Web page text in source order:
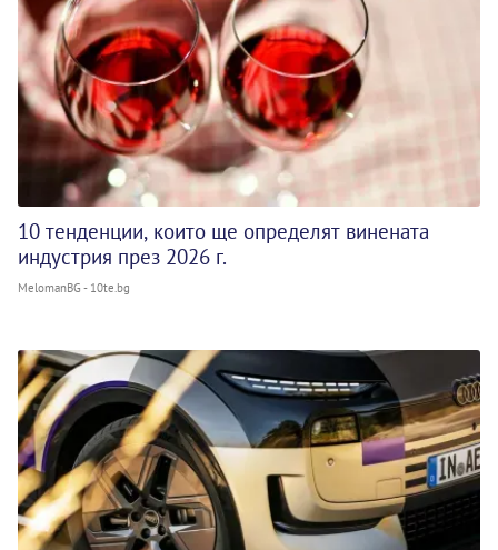
10 тенденции, които ще определят винената
индустрия през 2026 г.
MelomanBG - 10te.bg